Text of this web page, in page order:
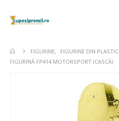
FIGURINE,
FIGURINE DIN PLASTIC
FIGURINĂ FP414 MOTORSPORT (CASCĂ)